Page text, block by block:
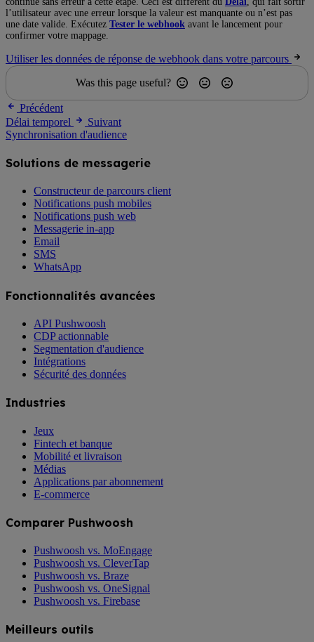
l’utilisateur avec une erreur lorsque la valeur est manquante ou n’est pas
une date valide. Exécutez Tester le webhook avant le lancement pour
confirmer votre mappage.
Utiliser les données de réponse de webhook dans votre parcours
Was this page useful?
Précédent
Délai temporel
Suivant
Synchronisation d'audience
Solutions de messagerie
Constructeur de parcours client
Notifications push mobiles
Notifications push web
Messagerie in-app
Email
SMS
WhatsApp
Fonctionnalités avancées
API Pushwoosh
CDP actionnable
Segmentation d'audience
Intégrations
Sécurité des données
Industries
Jeux
Fintech et banque
Mobilité et livraison
Médias
Applications par abonnement
E-commerce
Comparer Pushwoosh
Pushwoosh vs. MoEngage
Pushwoosh vs. CleverTap
Pushwoosh vs. Braze
Pushwoosh vs. OneSignal
Pushwoosh vs. Firebase
Meilleurs outils